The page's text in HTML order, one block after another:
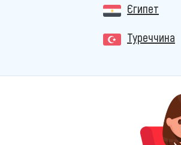
Єгипет
Туреччина